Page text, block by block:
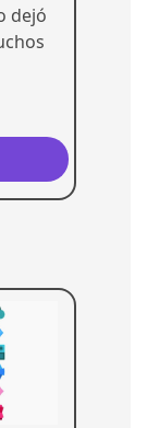
dejó